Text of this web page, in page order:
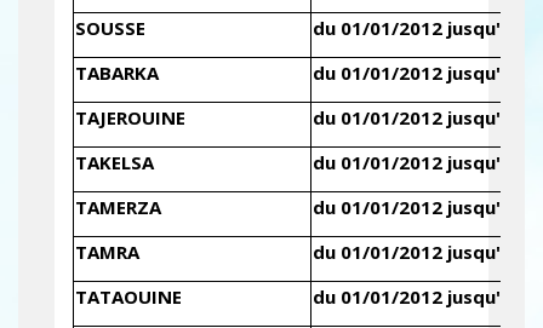
SOUSSE
du 01/01/2012 jusqu'au
TABARKA
du 01/01/2012 jusqu'au
TAJEROUINE
du 01/01/2012 jusqu'au
TAKELSA
du 01/01/2012 jusqu'au
TAMERZA
du 01/01/2012 jusqu'au
TAMRA
du 01/01/2012 jusqu'au
TATAOUINE
du 01/01/2012 jusqu'au